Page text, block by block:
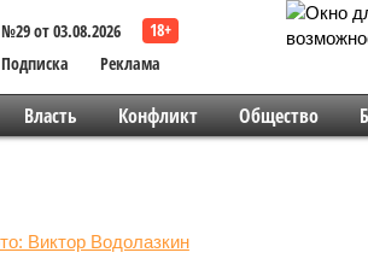
№29 от 03.08.2026
Подписка
Реклама
Власть Конфликт Общество